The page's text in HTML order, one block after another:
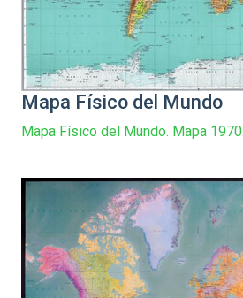
Mapa Físico del Mundo
Mapa Físico del Mundo. Mapa 1970.